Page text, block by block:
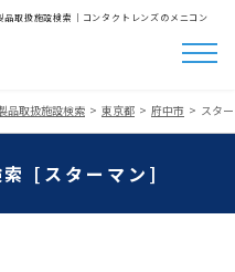
品取扱施設検索│コンタクトレンズのメニコン
品取扱施設検索 東京都 府中市 スタ
索 [スターマン]